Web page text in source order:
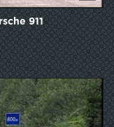
911